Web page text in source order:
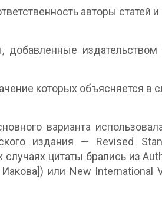
авторы статей
издательством
которых объясняется в
варианта
издания — Revised
цитаты брались из
или New International